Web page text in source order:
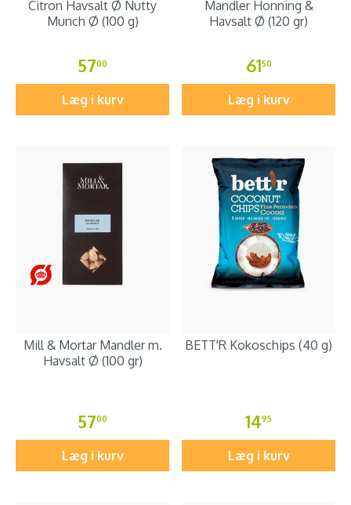
Citron Havsalt Ø Nutty
Munch Ø (100 g)
5700
Læg i kurv
Mandler Honning &
Havsalt Ø (120 gr)
6150
Læg i kurv
Mill & Mortar Mandler m.
Havsalt Ø (100 gr)
5700
Læg i kurv
BETT'R Kokoschips (40 g)
1495
Læg i kurv